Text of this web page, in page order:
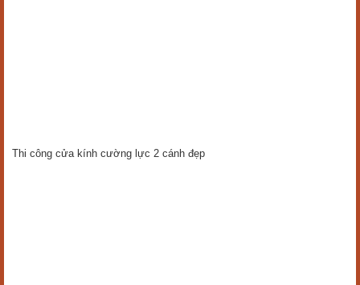
Thi công cửa kính cường lực 2 cánh đẹp